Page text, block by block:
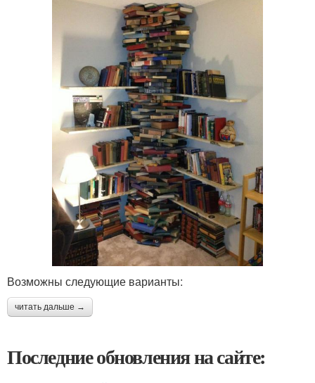
Возможны следующие варианты:
читать дальше →
Последние обновления на сайте: